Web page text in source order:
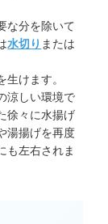
な分を除いて
水切り または
生けます。
涼しい環境で
徐々に水揚げ
湯揚げを再度
も左右されま